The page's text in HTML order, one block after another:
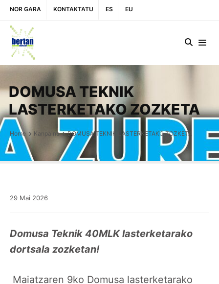
NOR GARA KONTAKTATU ES EU
DOMUSA TEKNIK
LASTERKETAKO ZOZKETA
Home Kanpaina DOMUSA TEKNIK LASTERKETAKO ZOZKETA
29 Mai 2026
Domusa Teknik 40MLK lasterketarako
dortsala zozketan!
Maiatzaren 9ko Domusa lasterketarako